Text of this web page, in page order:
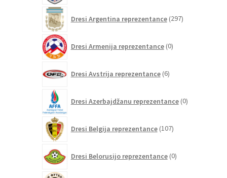
Dresi Argentina reprezentance 297izdelkov
Dresi Armenija reprezentance 0izdelkov
Dresi Avstrija reprezentance 6izdelkov
Dresi Azerbajdžanu reprezentance 0izdelkov
Dresi Belgija reprezentance 107izdelkov
Dresi Belorusijo reprezentance 0izdelkov